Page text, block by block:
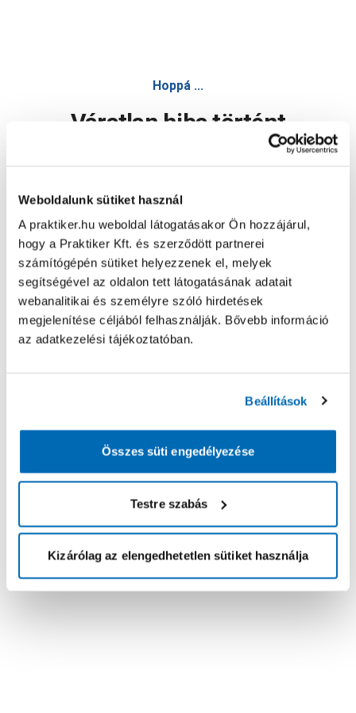
Weboldalunk sütiket használ
A praktiker.hu weboldal látogatásakor Ön hozzájárul,
hogy a Praktiker Kft. és szerződött partnerei
számítógépén sütiket helyezzenek el, melyek
segítségével az oldalon tett látogatásának adatait
webanalitikai és személyre szóló hirdetések
megjelenítése céljából felhasználják. Bővebb információ
az adatkezelési tájékoztatóban.
Beállítások
Összes süti engedélyezése
Testre szabás
Kizárólag az elengedhetetlen sütiket használja
Hoppá ...
Váratlan hiba történt
Oldal újratöltése